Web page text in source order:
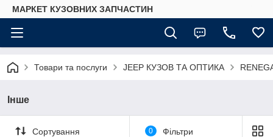
МАРКЕТ КУЗОВНИХ ЗАПЧАСТИН
Товари та послуги JEEP КУЗОВ ТА ОПТИКА
Інше
Сортування 0 Фільтри